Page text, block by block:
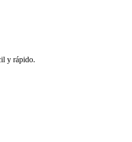
y rápido.